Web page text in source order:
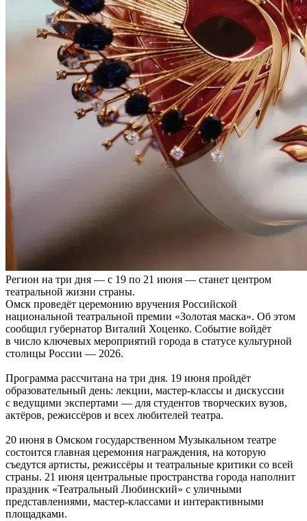
Регион на три дня — с 19 по 21 июня — станет центром
театральной жизни страны.
Омск проведёт церемонию вручения Российской
национальной театральной премии «Золотая маска». Об этом
сообщил губернатор Виталий Хоценко. Событие войдёт
в число ключевых мероприятий города в статусе культурной
столицы России — 2026.
Программа рассчитана на три дня. 19 июня пройдёт
образовательный день: лекции, мастер-классы и дискуссии
с ведущими экспертами — для студентов творческих вузов,
актёров, режиссёров и всех любителей театра.
20 июня в Омском государственном Музыкальном театре
состоится главная церемония награждения, на которую
съедутся артисты, режиссёры и театральные критики со всей
страны. 21 июня центральные пространства города наполнит
праздник «Театральный Любинский» с уличными
представлениями, мастер-классами и интерактивными
площадками.